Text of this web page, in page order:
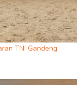
TNI Gandeng